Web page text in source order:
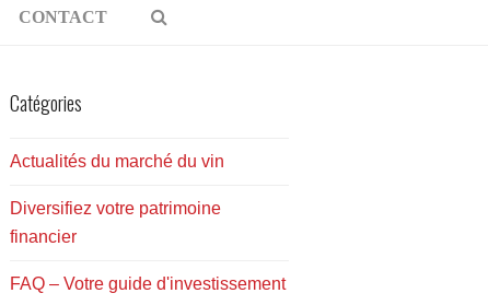
CONTACT
Catégories
Actualités du marché du vin
Diversifiez votre patrimoine
financier
FAQ – Votre guide d'investissement